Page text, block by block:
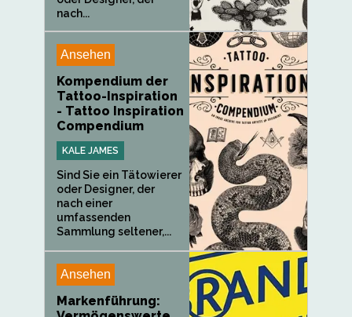
nach...
Ansehen
Kompendium der
Tattoo-Inspiration
- Tattoo Inspiration
Compendium
KALE JAMES
Sind Sie ein Tätowierer
oder Designer, der
nach einer
umfassenden
Sammlung seltener,...
Ansehen
Markenführung: